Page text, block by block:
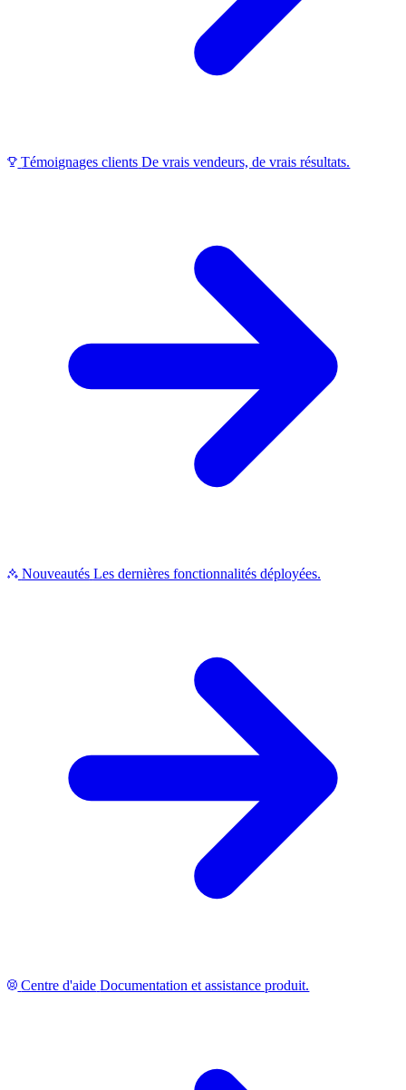
Témoignages clients De vrais vendeurs, de vrais résultats.
Nouveautés Les dernières fonctionnalités déployées.
Centre d'aide Documentation et assistance produit.